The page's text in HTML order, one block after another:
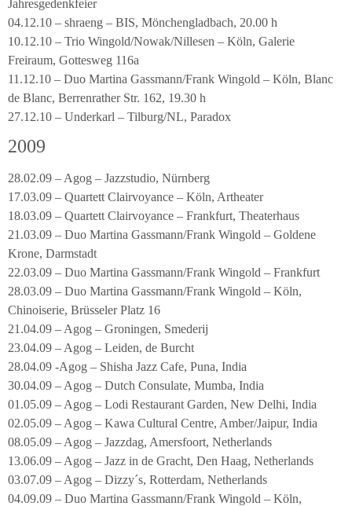
Jahresgedenkfeier
04.12.10 – shraeng – BIS, Mönchengladbach, 20.00 h
10.12.10 – Trio Wingold/Nowak/Nillesen – Köln, Galerie
Freiraum, Gottesweg 116a
11.12.10 – Duo Martina Gassmann/Frank Wingold – Köln, Blanc
de Blanc, Berrenrather Str. 162, 19.30 h
27.12.10 – Underkarl – Tilburg/NL, Paradox
2009
28.02.09 – Agog – Jazzstudio, Nürnberg
17.03.09 – Quartett Clairvoyance – Köln, Artheater
18.03.09 – Quartett Clairvoyance – Frankfurt, Theaterhaus
21.03.09 – Duo Martina Gassmann/Frank Wingold – Goldene
Krone, Darmstadt
22.03.09 – Duo Martina Gassmann/Frank Wingold – Frankfurt
28.03.09 – Duo Martina Gassmann/Frank Wingold – Köln,
Chinoiserie, Brüsseler Platz 16
21.04.09 – Agog – Groningen, Smederij
23.04.09 – Agog – Leiden, de Burcht
28.04.09 -Agog – Shisha Jazz Cafe, Puna, India
30.04.09 – Agog – Dutch Consulate, Mumba, India
01.05.09 – Agog – Lodi Restaurant Garden, New Delhi, India
02.05.09 – Agog – Kawa Cultural Centre, Amber/Jaipur, India
08.05.09 – Agog – Jazzdag, Amersfoort, Netherlands
13.06.09 – Agog – Jazz in de Gracht, Den Haag, Netherlands
03.07.09 – Agog – Dizzy´s, Rotterdam, Netherlands
04.09.09 – Duo Martina Gassmann/Frank Wingold – Köln,